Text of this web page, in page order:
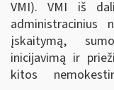
VMI). VMI iš
administracinius
įskaitymą,
inicijavimą ir
kitos